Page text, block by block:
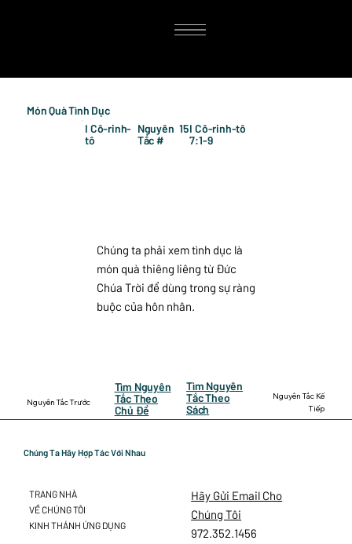
Nguyên Tắc Trước
Tìm Nguyên
Tắc Theo
Chủ Đề
Tìm Nguyên
Tắc Theo
Sách
Nguyên Tắc Kế
Tiếp
Món Quà Tình Dục
I Cô-rinh-
tô
Nguyên
Tắc #
15I Cô-rinh-tô
7:1-9
Chúng ta phải xem tình dục là
món quà thiêng liêng từ Đức
Chúa Trời để dùng trong sự ràng
buộc của hôn nhân.
Chúng Ta Hãy Hợp Tác Với Nhau
Hãy Gửi Email Cho
Chúng Tôi
972.352.1456
TRANG NHÀ
VỀ CHÚNG TÔI
KINH THÁNH ỨNG DỤNG